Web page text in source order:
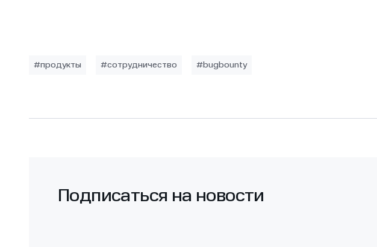
#продукты #сотрудничество #bugbounty
Подписаться на новости